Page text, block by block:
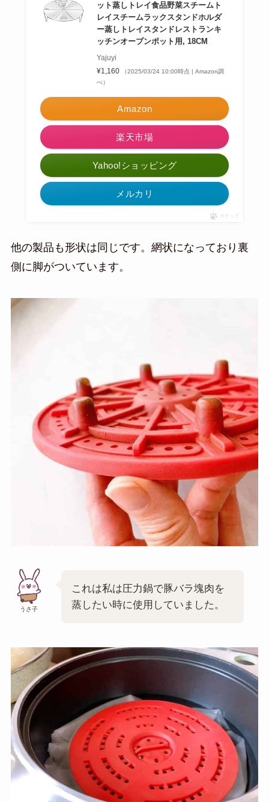
ット蒸しトレイ食品野菜スチームト
レイスチームラックスタンドホルダ
ー蒸しトレイスタンドレストランキ
ッチンオーブンポット用, 18CM
Yajuyi
¥1,160
（2025/03/24 10:00時点 | Amazon調
べ）
Amazon
楽天市場
Yahoo!ショッピング
メルカリ
ポチップ
他の製品も形状は同じです。網状になっており裏
側に脚がついています。
うさ子
これは私は圧力鍋で豚バラ塊肉を
蒸したい時に使用していました。